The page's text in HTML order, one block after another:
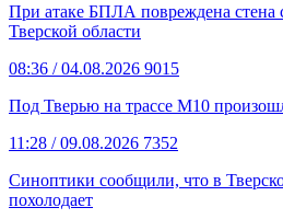
При атаке БПЛА повреждена стена
Тверской области
08:36 / 04.08.2026 9015
Под Тверью на трассе М10
11:28 / 09.08.2026 7352
Синоптики сообщили, что в
похолодает